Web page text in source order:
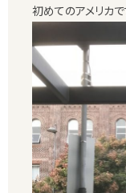
初めてのアメリカで